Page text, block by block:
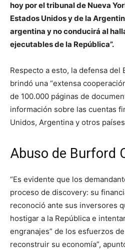
hoy por el tribunal de Nueva
Estados Unidos y de la
argentina y no conducirá al
ejecutables de la República”.
Respecto a esto, la defensa del
brindó una “extensa
de 100.000 páginas de
información sobre las cuentas
Unidos, Argentina y otros
Abuso de Burford
“Es evidente que los
proceso de discovery: su
reconoció ante sus inversores
hostigar a la República e
engranajes” de los esfuerzos
reconstruir su economía”,